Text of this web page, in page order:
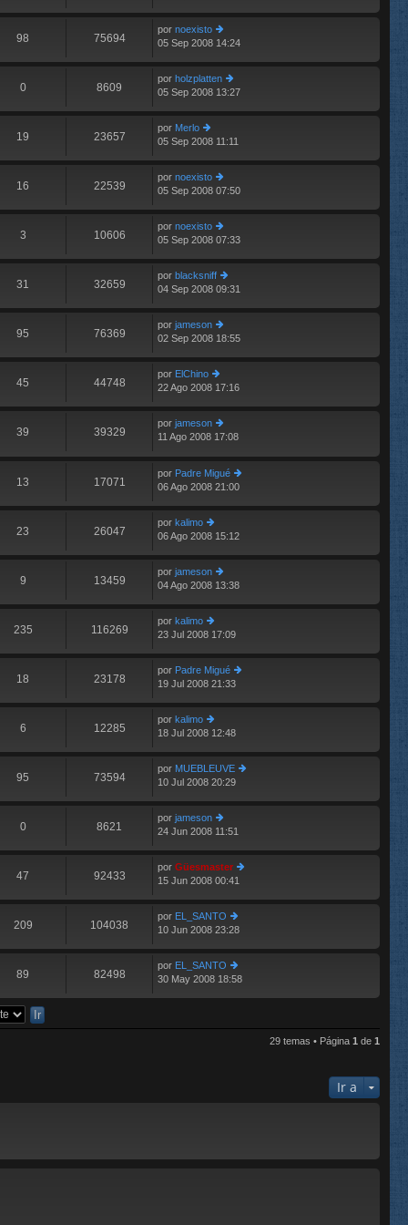
e
n
s
o
m
e
n
s
98 75694
por noexisto
er
o
m
e
s
05 Sep 2008 14:24
0 8609
por holzplatten
er
m
e
s
05 Sep 2008 13:27
19 23657
por Merlo
er
o
m
e
n
s
05 Sep 2008 11:11
16 22539
por noexisto
er
o
m
e
n
s
05 Sep 2008 07:50
3 10606
por noexisto
er
o
m
e
n
s
05 Sep 2008 07:33
31 32659
por blacksniff
er
o
m
e
s
04 Sep 2008 09:31
95 76369
por jameson
er
o
m
e
n
s
02 Sep 2008 18:55
45 44748
por ElChino
er
o
m
e
n
s
22 Ago 2008 17:16
E
39 39329
por jameson
er
o
m
e
s
11 Ago 2008 17:08
13 17071
por Padre Migué
er
m
e
s
06 Ago 2008 21:00
23 26047
por kalimo
er
o
m
e
n
s
06 Ago 2008 15:12
9 13459
por jameson
er
m
e
n
s
04 Ago 2008 13:38
235 116269
por kalimo
er
o
m
e
n
s
23 Jul 2008 17:09
18 23178
por Padre Migué
er
m
e
n
s
19 Jul 2008 21:33
6 12285
por kalimo
er
o
m
e
n
s
18 Jul 2008 12:48
95 73594
por MUEBLEUVE
m
e
n
10 Jul 2008 20:29
0 8621
por jameson
er
o
m
e
n
s
24 Jun 2008 11:51
47 92433
por Güesmaster
er
m
e
n
s
15 Jun 2008 00:41
209 104038
por EL_SANTO
er
o
m
e
s
10 Jun 2008 23:28
89 82498
por EL_SANTO
er
30 May 2008 18:58
29 temas • Página 1 de 1
Ir a